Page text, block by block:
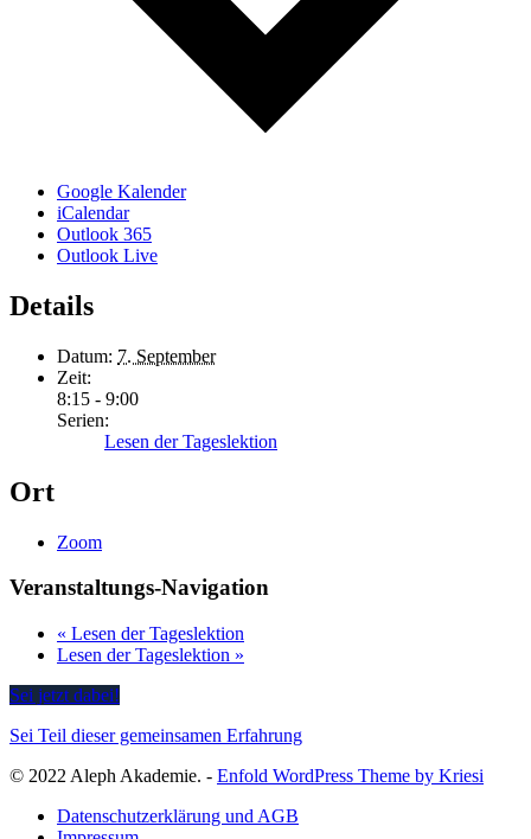
Google Kalender
iCalendar
Outlook 365
Outlook Live
Details
Datum: 7. September
Zeit:
8:15 - 9:00
Serien:
Lesen der Tageslektion
Ort
Zoom
Veranstaltungs-Navigation
« Lesen der Tageslektion
Lesen der Tageslektion »
Sei jetzt dabei!
Sei Teil dieser gemeinsamen Erfahrung
© 2022 Aleph Akademie. - Enfold WordPress Theme by Kriesi
Datenschutzerklärung und AGB